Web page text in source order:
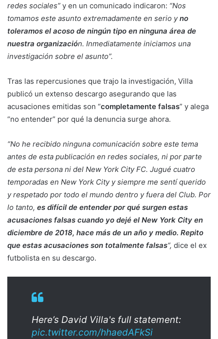
redes sociales” y en un comunicado indicaron: “Nos
tomamos este asunto extremadamente en serio yno
toleramos el acoso de ningún tipo en ninguna área de
nuestra organización. Inmediatamente iniciamos una
investigación sobre el asunto”.
Tras las repercusiones que trajo la investigación, Villa
publicó un extenso descargo asegurando que las
acusaciones emitidas son “completamente falsas” y alega
“no entender” por qué la denuncia surge ahora.
“No he recibido ninguna comunicación sobre este tema
antes de esta publicación en redes sociales, ni por parte
de esta persona ni del New York City FC. Jugué cuatro
temporadas en New York City y siempre me sentí querido
y respetado por todo el mundo dentro y fuera del Club. Por
lo tanto, es difícil de entender por qué surgen estas
acusaciones falsas cuando yo dejé el New York City en
diciembre de 2018, hace más de un año y medio. Repito
que estas acusaciones son totalmente falsas“, dice el ex
futbolista en su descargo.
Here’s David Villa's full statement:
pic.twitter.com/hhaedAFkSi